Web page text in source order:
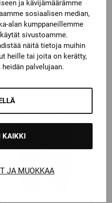
ja kävijämäärämme
sosiaalisen median,
alan kumppaneillemme
sivustoamme.
näitä tietoja muihin
heille tai joita on kerätty,
palvelujaan.
KAIKKI
JA MUOKKAA
Bauer
BAUER SUPREME 1S 17
HARTIASUOJAT